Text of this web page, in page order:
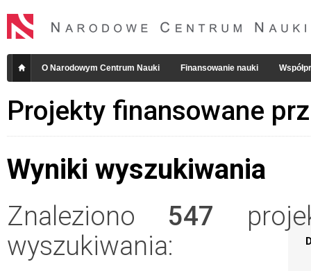
O Narodowym Centrum Nauki Finansowanie nauki
Projekty finansowane
Wyniki wyszukiwania
Znaleziono 547
wyszukiwania: